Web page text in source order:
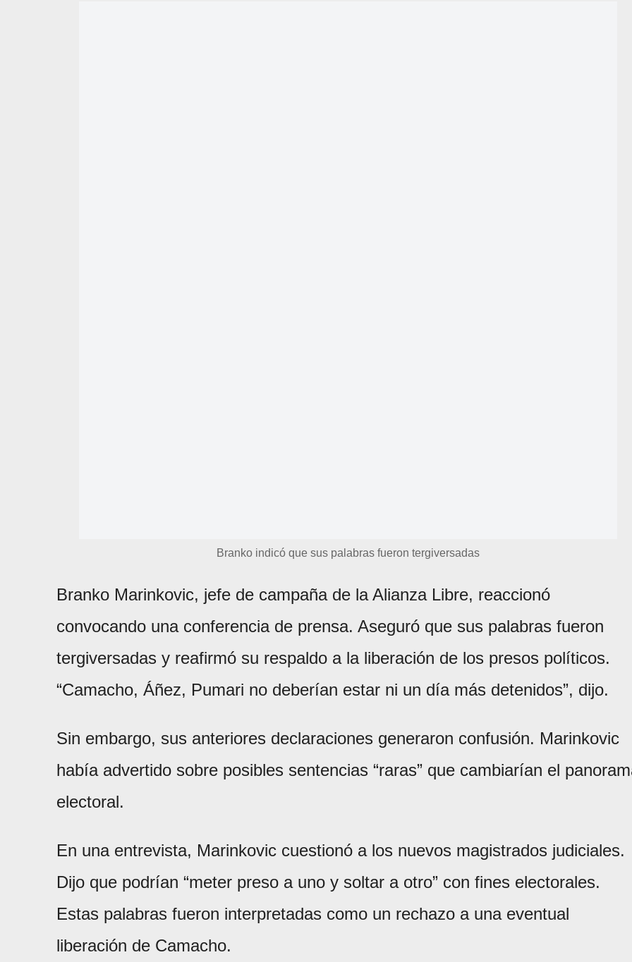
Branko indicó que sus palabras fueron tergiversadas
Branko Marinkovic, jefe de campaña de la Alianza Libre, reaccionó
convocando una conferencia de prensa. Aseguró que sus palabras fueron
tergiversadas y reafirmó su respaldo a la liberación de los presos políticos.
“Camacho, Áñez, Pumari no deberían estar ni un día más detenidos”, dijo.
Sin embargo, sus anteriores declaraciones generaron confusión. Marinkovic
había advertido sobre posibles sentencias “raras” que cambiarían el
electoral.
En una entrevista, Marinkovic cuestionó a los nuevos magistrados judiciales.
Dijo que podrían “meter preso a uno y soltar a otro” con fines electorales.
Estas palabras fueron interpretadas como un rechazo a una eventual
liberación de Camacho.